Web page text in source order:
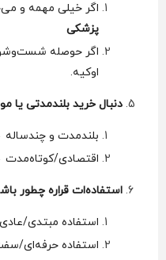
اگر خیلی مهمه و
پزشکی
اگر حوصله
اوکیه.
دنبال خرید بلندمدتی یا
بلندمدت و
اقتصادی/
استفاده‌ات قراره چطور
استفاده مبتدی/
استفاده حرفه‌ای/